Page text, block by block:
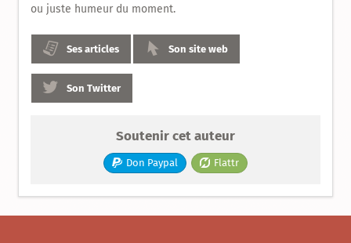
ou juste humeur du moment.
Ses articles Son site web
Son Twitter
Soutenir cet auteur
Don Paypal Flattr